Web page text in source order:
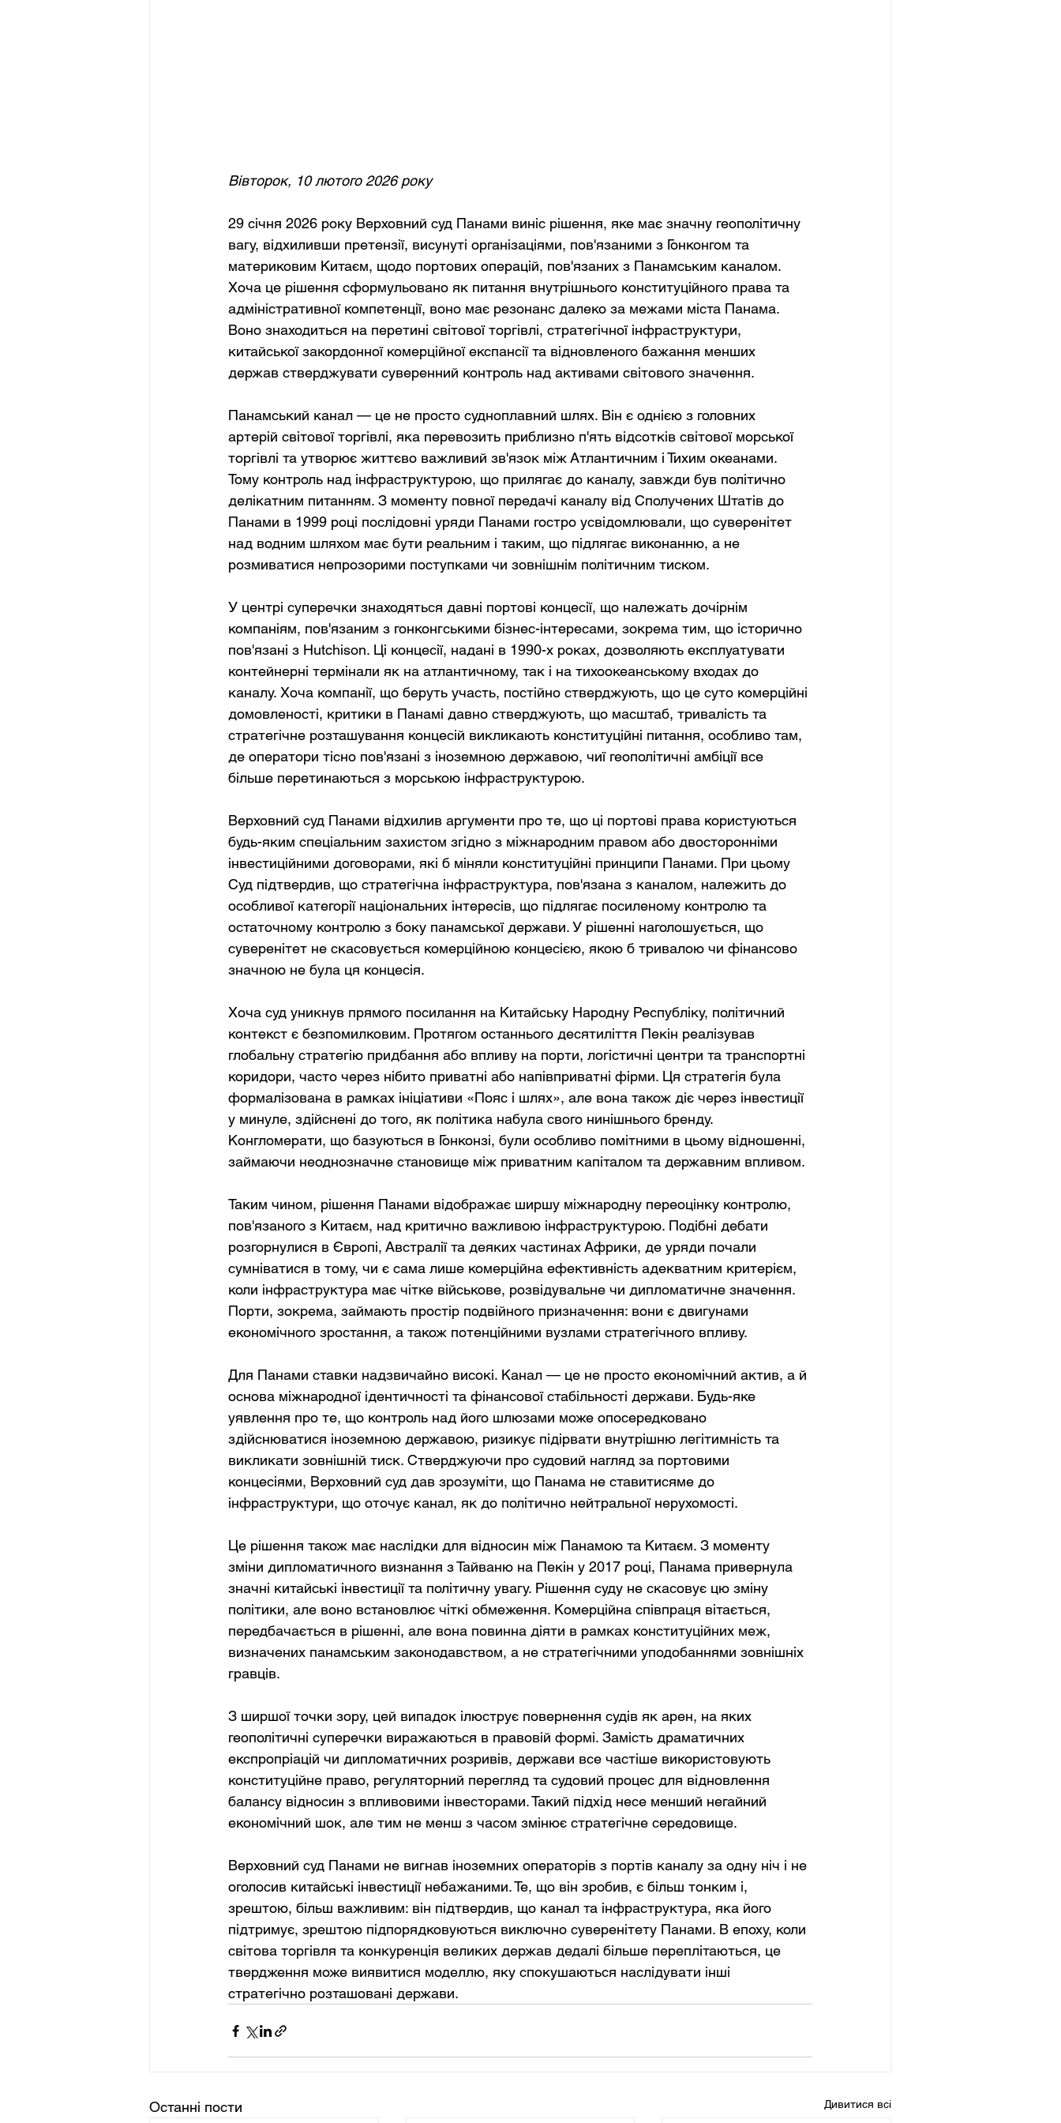
Вівторок, 10 лютого 2026 року
29 січня 2026 року Верховний суд Панами виніс рішення, яке має значну геополітичну
вагу, відхиливши претензії, висунуті організаціями, пов'язаними з Гонконгом та
материковим Китаєм, щодо портових операцій, пов'язаних з Панамським каналом.
Хоча це рішення сформульовано як питання внутрішнього конституційного права та
адміністративної компетенції, воно має резонанс далеко за межами міста Панама.
Воно знаходиться на перетині світової торгівлі, стратегічної інфраструктури,
китайської закордонної комерційної експансії та відновленого бажання менших
держав стверджувати суверенний контроль над активами світового значення.
Панамський канал — це не просто судноплавний шлях. Він є однією з головних
артерій світової торгівлі, яка перевозить приблизно п'ять відсотків світової морської
торгівлі та утворює життєво важливий зв'язок між Атлантичним і Тихим океанами.
Тому контроль над інфраструктурою, що прилягає до каналу, завжди був політично
делікатним питанням. З моменту повної передачі каналу від Сполучених Штатів до
Панами в 1999 році послідовні уряди Панами гостро усвідомлювали, що суверенітет
над водним шляхом має бути реальним і таким, що підлягає виконанню, а не
розмиватися непрозорими поступками чи зовнішнім політичним тиском.
У центрі суперечки знаходяться давні портові концесії, що належать дочірнім
компаніям, пов'язаним з гонконгськими бізнес-інтересами, зокрема тим, що історично
пов'язані з Hutchison. Ці концесії, надані в 1990-х роках, дозволяють експлуатувати
контейнерні термінали як на атлантичному, так і на тихоокеанському входах до
каналу. Хоча компанії, що беруть участь, постійно стверджують, що це суто комерційні
домовленості, критики в Панамі давно стверджують, що масштаб, тривалість та
стратегічне розташування концесій викликають конституційні питання, особливо там,
де оператори тісно пов'язані з іноземною державою, чиї геополітичні амбіції все
більше перетинаються з морською інфраструктурою.
Верховний суд Панами відхилив аргументи про те, що ці портові права користуються
будь-яким спеціальним захистом згідно з міжнародним правом або двосторонніми
інвестиційними договорами, які б міняли конституційні принципи Панами. При цьому
Суд підтвердив, що стратегічна інфраструктура, пов'язана з каналом, належить до
особливої категорії національних інтересів, що підлягає посиленому контролю та
остаточному контролю з боку панамської держави. У рішенні наголошується, що
суверенітет не скасовується комерційною концесією, якою б тривалою чи фінансово
значною не була ця концесія.
Хоча суд уникнув прямого посилання на Китайську Народну Республіку, політичний
контекст є безпомилковим. Протягом останнього десятиліття Пекін реалізував
глобальну стратегію придбання або впливу на порти, логістичні центри та транспортні
коридори, часто через нібито приватні або напівприватні фірми. Ця стратегія була
формалізована в рамках ініціативи «Пояс і шлях», але вона також діє через інвестиції
у минуле, здійснені до того, як політика набула свого нинішнього бренду.
Конгломерати, що базуються в Гонконзі, були особливо помітними в цьому відношенні,
займаючи неоднозначне становище між приватним капіталом та державним впливом.
Таким чином, рішення Панами відображає ширшу міжнародну переоцінку контролю,
пов'язаного з Китаєм, над критично важливою інфраструктурою. Подібні дебати
розгорнулися в Європі, Австралії та деяких частинах Африки, де уряди почали
сумніватися в тому, чи є сама лише комерційна ефективність адекватним критерієм,
коли інфраструктура має чітке військове, розвідувальне чи дипломатичне значення.
Порти, зокрема, займають простір подвійного призначення: вони є двигунами
економічного зростання, а також потенційними вузлами стратегічного впливу.
Для Панами ставки надзвичайно високі. Канал — це не просто економічний актив, а й
основа міжнародної ідентичності та фінансової стабільності держави. Будь-яке
уявлення про те, що контроль над його шлюзами може опосередковано
здійснюватися іноземною державою, ризикує підірвати внутрішню легітимність та
викликати зовнішній тиск. Стверджуючи про судовий нагляд за портовими
концесіями, Верховний суд дав зрозуміти, що Панама не ставитисяме до
інфраструктури, що оточує канал, як до політично нейтральної нерухомості.
Це рішення також має наслідки для відносин між Панамою та Китаєм. З моменту
зміни дипломатичного визнання з Тайваню на Пекін у 2017 році, Панама привернула
значні китайські інвестиції та політичну увагу. Рішення суду не скасовує цю зміну
політики, але воно встановлює чіткі обмеження. Комерційна співпраця вітається,
передбачається в рішенні, але вона повинна діяти в рамках конституційних меж,
визначених панамським законодавством, а не стратегічними уподобаннями зовнішніх
гравців.
З ширшої точки зору, цей випадок ілюструє повернення судів як арен, на яких
геополітичні суперечки виражаються в правовій формі. Замість драматичних
експропріацій чи дипломатичних розривів, держави все частіше використовують
конституційне право, регуляторний перегляд та судовий процес для відновлення
балансу відносин з впливовими інвесторами. Такий підхід несе менший негайний
економічний шок, але тим не менш з часом змінює стратегічне середовище.
Верховний суд Панами не вигнав іноземних операторів з портів каналу за одну ніч і не
оголосив китайські інвестиції небажаними. Те, що він зробив, є більш тонким і,
зрештою, більш важливим: він підтвердив, що канал та інфраструктура, яка його
підтримує, зрештою підпорядковуються виключно суверенітету Панами. В епоху, коли
світова торгівля та конкуренція великих держав дедалі більше переплітаються, це
твердження може виявитися моделлю, яку спокушаються наслідувати інші
стратегічно розташовані держави.
Останні пости Дивитися всі